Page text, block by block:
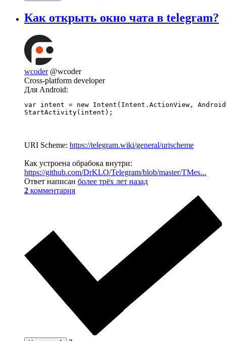
Как открыть окно чата в telegram?
wcoder @wcoder
Cross-platform developer
Для Android:
var intent = new Intent(Intent.ActionView,
StartActivity(intent);
URI Scheme: https://telegram.wiki/general/urischeme
Как устроена обрабока внутри:
https://github.com/DrKLO/Telegram/blob/master/TMes...
Ответ написан более трёх лет назад
2 комментария